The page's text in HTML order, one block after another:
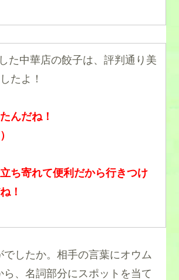
た中華店の餃子は、評判通り美
たよ！
んだね！
ち寄れて便利だから行きつけ
！
でしたか。相手の言葉にオウム
ら、名詞部分にスポットを当て